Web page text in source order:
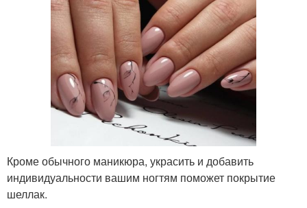
Кроме обычного маникюра, украсить и добавить
индивидуальности вашим ногтям поможет покрытие
шеллак.